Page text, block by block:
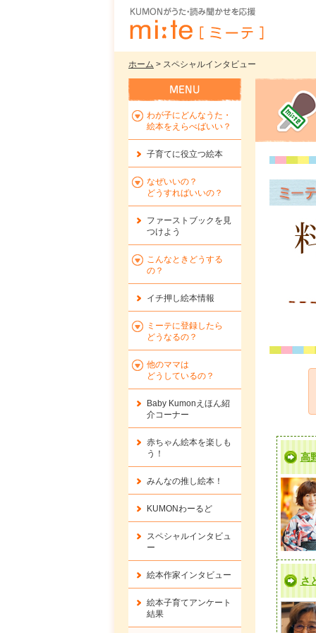
ホーム > スペシャルインタビュー
高
さ
わが子にどんなうた・
絵本をえらべばいい？
子育てに役立つ絵本
なぜいいの？
どうすればいいの？
ファーストブックを 見
つけよう
こんなときどうする
の？
イチ押し絵本情報
ミーテに登録したら
どうなるの？
他のママは
どうしているの？
Baby Kumonえほん紹
介コーナー
赤ちゃん絵本を楽しも
う！
みんなの推し絵本！
KUMONわーるど
スペシャルインタビュ
ー
絵本作家インタビュー
絵本子育てアンケート
結果